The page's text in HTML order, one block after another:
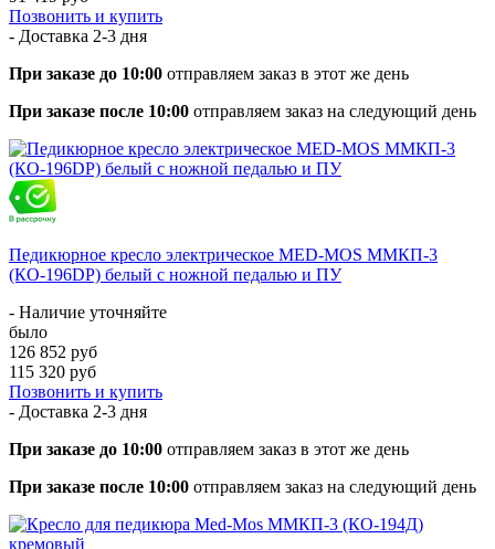
Позвонить и купить
- Доставка 2-3 дня
При заказе до 10:00 отправляем заказ в этот же день
При заказе после 10:00 отправляем заказ на следующий день
Педикюрное кресло электрическое MED-MOS ММКП-3
(КО-196DP) белый с ножной педалью и ПУ
- Наличие уточняйте
было
126 852 руб
115 320 руб
Позвонить и купить
- Доставка 2-3 дня
При заказе до 10:00 отправляем заказ в этот же день
При заказе после 10:00 отправляем заказ на следующий день